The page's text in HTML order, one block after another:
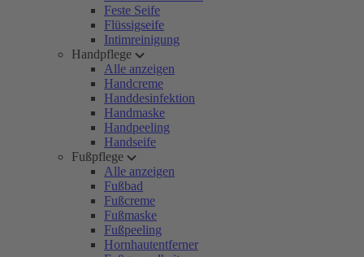
Feste Seife
Flüssigseife
Intimreinigung
Handpflege
Alle anzeigen
Handcreme
Handdesinfektion
Handmaske
Handpeeling
Handseife
Fußpflege
Alle anzeigen
Fußbad
Fußcreme
Fußmaske
Fußpeeling
Hornhautentferner